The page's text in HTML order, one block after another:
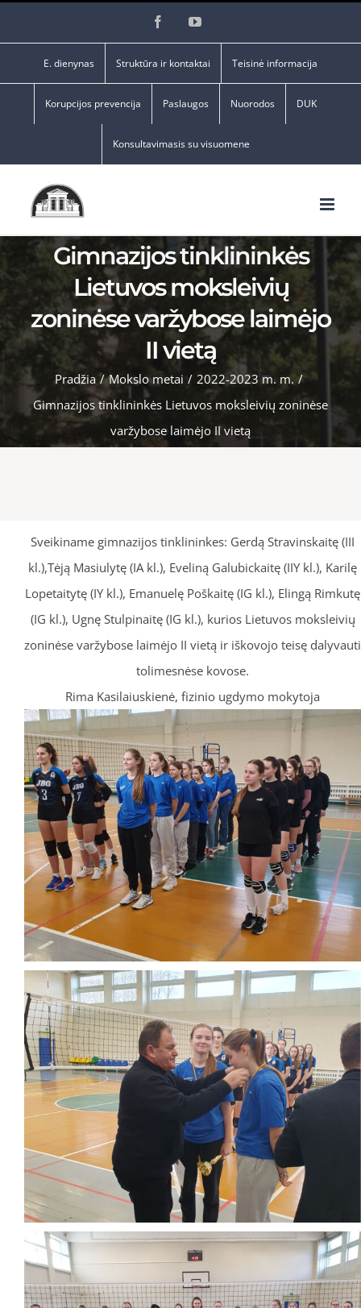
FacebookYouTube
E. dienynas Struktūra ir kontaktai Teisinė informacija
Korupcijos prevencija Paslaugos Nuorodos DUK
Konsultavimasis su visuomene
Gimnazijos tinklininkės
Lietuvos moksleivių
zoninėse varžybose laimėjo
II vietą
Pradžia / Mokslo metai / 2022-2023 m. m. /
Gimnazijos tinklininkės Lietuvos moksleivių zoninėse
varžybose laimėjo II vietą
Sveikiname gimnazijos tinklininkes: Gerdą Stravinskaitę (III
kl.),Tėją Masiulytę (IA kl.), Eveliną Galubickaitę (IIY kl.), Karilę
Lopetaitytę (IY kl.), Emanuelę Poškaitę (IG kl.), Elingą Rimkutę
(IG kl.), Ugnę Stulpinaitę (IG kl.), kurios Lietuvos moksleivių
zoninėse varžybose laimėjo II vietą ir iškovojo teisę dalyvauti
tolimesnėse kovose.
Rima Kasilaiuskienė, fizinio ugdymo mokytoja